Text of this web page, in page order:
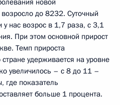
до 8232. Суточный
у нас возрос в 1,7 раза, с 3,1
При этом основной прирост
Темп прироста
удерживается на уровне
увеличилось – с 8 до 11 –
где показатель
больше 1 процента.